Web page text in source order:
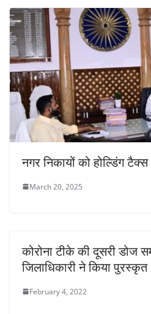
नगर निकायों को होल्डिंग टैक्स
March 20, 2025
कोरोना टीके की दूसरी डोज
जिलाधिकारी ने किया पुरस्कृत
February 4, 2022